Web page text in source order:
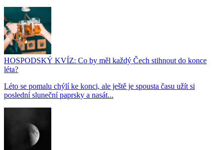
HOSPODSKÝ KVÍZ: Co by měl každý Čech stihnout do konce
léta?
Léto se pomalu chýlí ke konci, ale ještě je spousta času užít si
poslední sluneční paprsky a nasát...